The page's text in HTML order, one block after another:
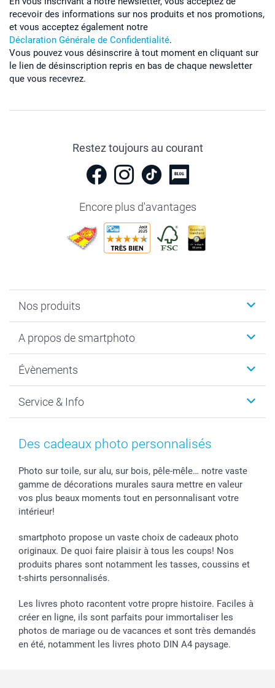
recevoir des informations sur nos produits et nos promotions,
et vous acceptez également notre
Déclaration Générale de Confidentialité.
Vous pouvez vous désinscrire à tout moment en cliquant sur
le lien de désinscription repris en bas de chaque newsletter
que vous recevrez.
Restez toujours au courant
Encore plus d'avantages
Nos produits
Cadeaux photo
MyNameBook
Développement photo & Tirage photo
Cadres photo & accessoires déco
Stickers & Etiquettes
Chèque Cadeau
A propos de smartphoto
Durabilité
Gestion des cookies
Mentions Légales
Affiliation
Investor Relations
B2B smartbusiness
Évènements
Nouvel An
Fête des Mères
Confirmation ou communion
Mariage
Fête d'anniversaire
Tous les évènements
Service & Info
Tarifs et frais de livraison
Livraison en 48 heures
Modes de Paiement
Identifiez-vous
Statut de ma commande
smarfriends
smartgarantie
smartbonus
Des cadeaux photo personnalisés
Photo sur toile, sur alu, sur bois, pêle-mêle… notre vaste
gamme de décorations murales saura mettre en valeur
vos plus beaux moments tout en personnalisant votre
intérieur!
smartphoto propose un vaste choix de cadeaux photo
originaux. De quoi faire plaisir à tous les coups! Nos
produits phares sont notamment les tasses, coussins et
t-shirts personnalisés.
Les livres photo racontent votre propre histoire. Faciles à
créer en ligne, ils sont parfaits pour immortaliser les
photos de mariage ou de vacances et sont très demandés
en été, notamment les livres photo DIN A4 paysage.